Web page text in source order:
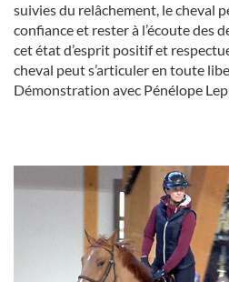
suivies du relâchement, le cheval
confiance et rester à l’écoute des
cet état d’esprit positif et
cheval peut s’articuler en toute
Démonstration avec Pénélope